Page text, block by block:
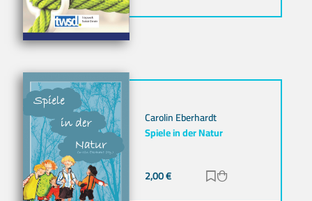
Carolin Eberhardt
Spiele in der Natur
2,00€ Zur Merkliste